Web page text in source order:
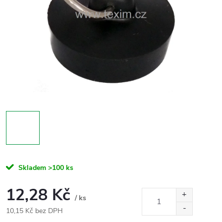
Skladem >100 ks
12,28 Kč / ks
10,15 Kč bez DPH